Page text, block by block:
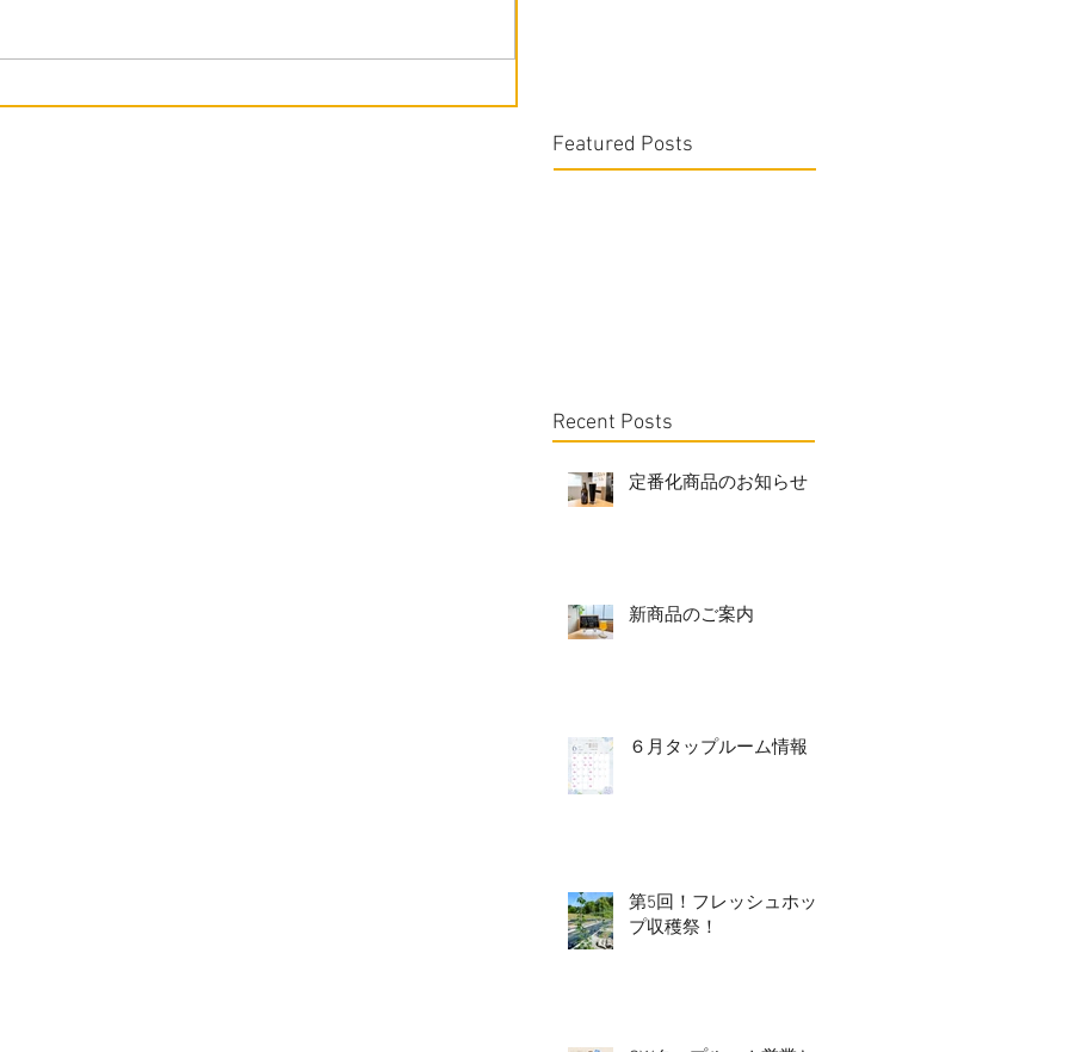
Featured Posts
Recent Posts
定番化商品のお知らせ
新商品のご案内
６月タップルーム情報
第5回！フレッシュホッ
プ収穫祭！